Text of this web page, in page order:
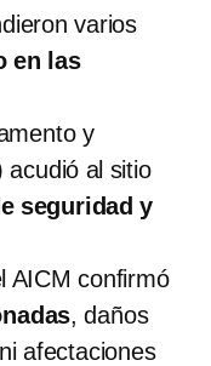
varios
en las
y
acudió al sitio
seguridad y
AICM confirmó
, daños
afectaciones